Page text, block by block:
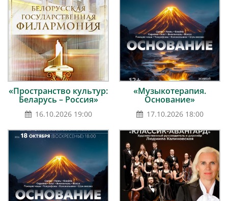
«Пространство культур:
Беларусь – Россия»
16.10.2026 19:00
«Музыкотерапия.
Основание»
17.10.2026 18:00